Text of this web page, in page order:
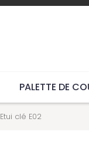
PALETTE DE
Etui clé E02